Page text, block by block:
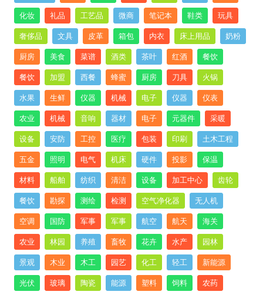
化妆 礼品 工艺品 微商 笔记本 鞋类 玩具
奢侈品 文具 皮革 箱包 内衣 床上用品 奶粉
厨房 美食 菜谱 酒类 茶叶 红酒 餐饮
餐饮 加盟 西餐 蜂蜜 厨房 刀具 火锅
水果 生鲜 仪器 机械 电子 仪器 仪表
农业 机械 音响 器材 电子 元器件 采暖
设备 安防 工控 医疗 包装 印刷 土木工程
五金 照明 电气 机床 硬件 投影 保温
材料 船舶 纺织 清洁 设备 加工中心 齿轮
餐饮 勘探 测绘 检测 空气净化器 无人机
空调 国防 军事 军事 航空 航天 海关
农业 林园 养殖 畜牧 花卉 水产 园林
景观 木业 木工 园艺 化工 轻工 新能源
光伏 玻璃 陶瓷 能源 塑料 饲料 农药